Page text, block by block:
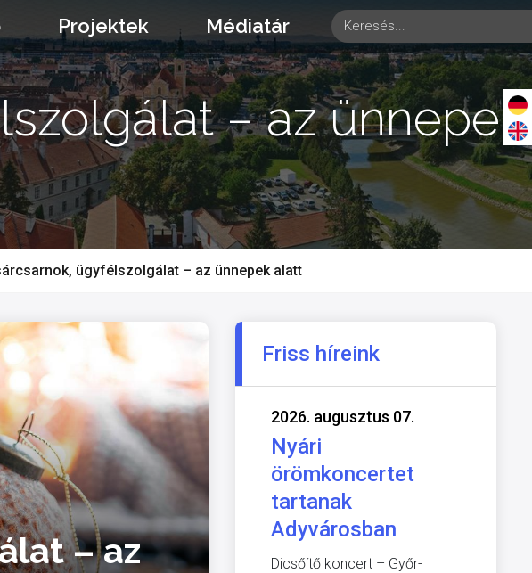
Projektek Médiatár
– az ünnepek
ügyfélszolgálat – az ünnepek alatt
– az
Friss híreink
2026. augusztus 07.
Nyári
örömkoncertet
tartanak
Adyvárosban
Dicsőítő koncert – Győr-